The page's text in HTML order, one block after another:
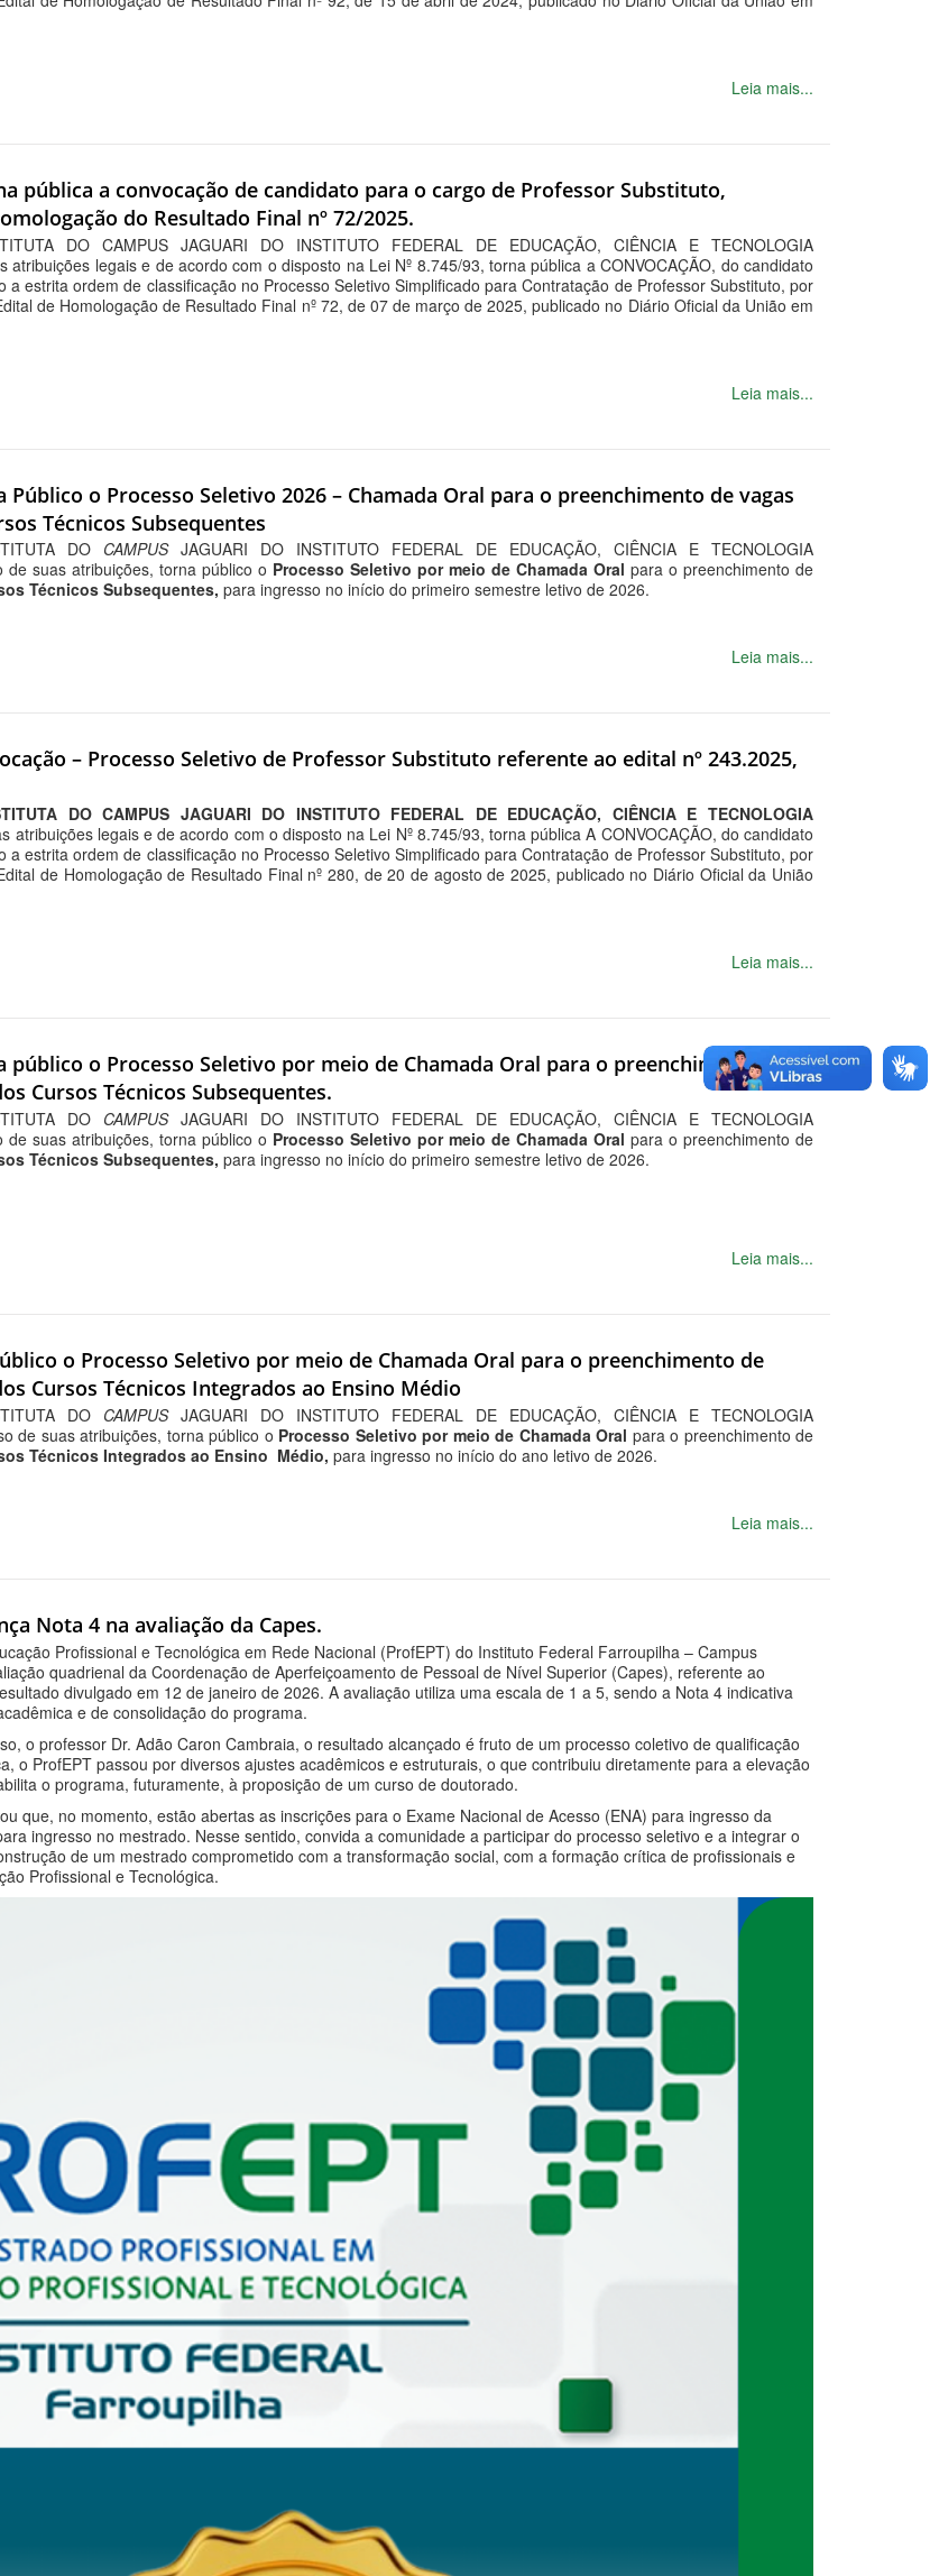
Leia mais...
pública a convocação de candidato para o cargo de Professor Substituto,
do Resultado Final nº 72/2025.
DO CAMPUS JAGUARI DO INSTITUTO FEDERAL DE EDUCAÇÃO, CIÊNCIA E TECNOLOGIA
atribuições legais e de acordo com o disposto na Lei Nº 8.745/93, torna pública a CONVOCAÇÃO, do candidato
a estrita ordem de classificação no Processo Seletivo Simplificado para Contratação de Professor Substituto, por
de Homologação de Resultado Final nº 72, de 07 de março de 2025, publicado no Diário Oficial da União em
Leia mais...
Público o Processo Seletivo 2026 – Chamada Oral para o preenchimento de vagas
Técnicos Subsequentes
DO CAMPUS JAGUARI DO INSTITUTO FEDERAL DE EDUCAÇÃO, CIÊNCIA E TECNOLOGIA
de suas atribuições, torna público o Processo Seletivo por meio de Chamada Oralpara o preenchimento de
Técnicos Subsequentes,para ingresso no início do primeiro semestre letivo de 2026.
Leia mais...
– Processo Seletivo de Professor Substituto referente ao edital nº 243.2025,
DO CAMPUS JAGUARI DO INSTITUTO FEDERAL DE EDUCAÇÃO, CIÊNCIA E TECNOLOGIA
atribuições legais e de acordo com o disposto na Lei Nº 8.745/93, torna pública A CONVOCAÇÃO, do candidato
a estrita ordem de classificação no Processo Seletivo Simplificado para Contratação de Professor Substituto, por
de Homologação de Resultado Final nº 280, de 20 de agosto de 2025, publicado no Diário Oficial da União
Leia mais...
público o Processo Seletivo por meio de Chamada Oral para o preenchimento de
Cursos Técnicos Subsequentes.
DO CAMPUS JAGUARI DO INSTITUTO FEDERAL DE EDUCAÇÃO, CIÊNCIA E TECNOLOGIA
de suas atribuições, torna público o Processo Seletivo por meio de Chamada Oralpara o preenchimento de
Técnicos Subsequentes,para ingresso no início do primeiro semestre letivo de 2026.
Leia mais...
o Processo Seletivo por meio de Chamada Oral para o preenchimento de
Cursos Técnicos Integrados ao Ensino Médio
DO CAMPUS JAGUARI DO INSTITUTO FEDERAL DE EDUCAÇÃO, CIÊNCIA E TECNOLOGIA
de suas atribuições, torna público o Processo Seletivo por meio de Chamada Oral para o preenchimento de
Técnicos Integrados ao Ensino Médio,para ingresso no início do ano letivo de 2026.
Leia mais...
Nota 4 na avaliação da Capes.
Profissional e Tecnológica em Rede Nacional (ProfEPT) do Instituto Federal Farroupilha – Campus
quadrienal da Coordenação de Aperfeiçoamento de Pessoal de Nível Superior (Capes), referente ao
divulgado em 12 de janeiro de 2026. A avaliação utiliza uma escala de 1 a 5, sendo a Nota 4 indicativa
e de consolidação do programa.
o professor Dr. Adão Caron Cambraia, o resultado alcançado é fruto de um processo coletivo de qualificação
o ProfEPT passou por diversos ajustes acadêmicos e estruturais, o que contribuiu diretamente para a elevação
o programa, futuramente, à proposição de um curso de doutorado.
que, no momento, estão abertas as inscrições para o Exame Nacional de Acesso (ENA) para ingresso da
ingresso no mestrado. Nesse sentido, convida a comunidade a participar do processo seletivo e a integrar o
de um mestrado comprometido com a transformação social, com a formação crítica de profissionais e
Profissional e Tecnológica.